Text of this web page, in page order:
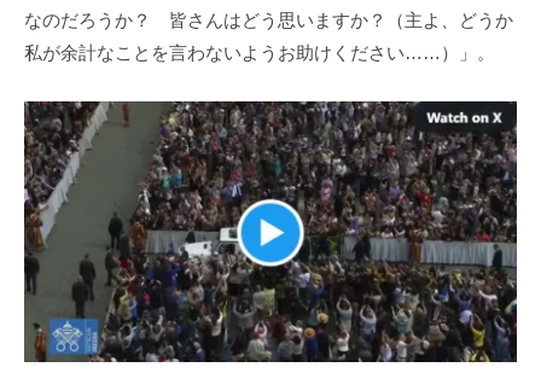
なのだろうか？ 皆さんはどう思いますか？（主よ、どうか
私が余計なことを言わないようお助けください……）」。